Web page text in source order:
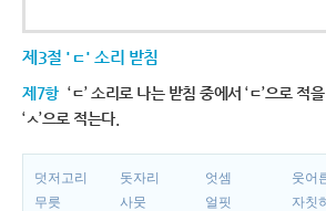
제3절 'ㄷ' 소리 받침
제7항 ‘ㄷ’ 소리로 나는 받침 중에서 ‘ㄷ’으로 적
‘ㅅ’으로 적는다.
덧저고리 돗자리 엇셈 웃어
무릇
사뭇 얼핏 자칫